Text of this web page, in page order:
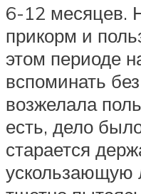
6-12 месяцев.
прикорм и
этом периоде
вспоминать
возжелала
есть, дело
старается
ускользающую